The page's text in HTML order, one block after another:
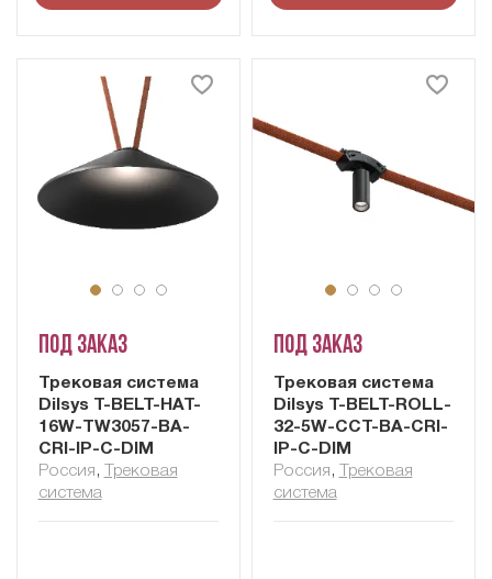
Под заказ
Трековая система
Dilsys T-BELT-HAT-
16W-TW3057-BA-
CRI-IP-C-DIM
Россия ,
Трековая
система
Под заказ
Трековая система
Dilsys T-BELT-ROLL-
32-5W-CCT-BA-CRI-
IP-C-DIM
Россия ,
Трековая
система